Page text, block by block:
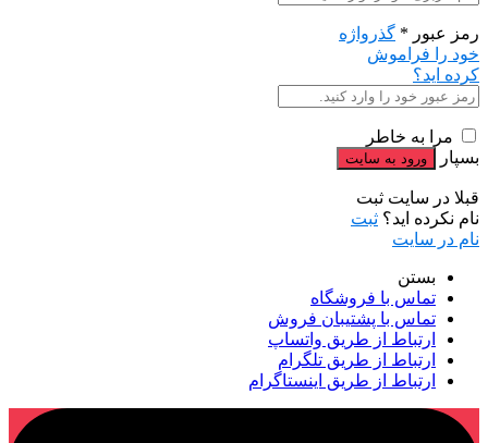
رمز عبور * گذرواژه
خود را فراموش
کرده اید؟
مرا به خاطر
بسپار
قبلا در سایت ثبت
نام نکرده اید؟ ثبت
نام در سایت
بستن
تماس با فروشگاه
تماس با پشتیبان فروش
ارتباط از طریق واتساپ
ارتباط از طریق تلگرام
ارتباط از طریق اینستاگرام